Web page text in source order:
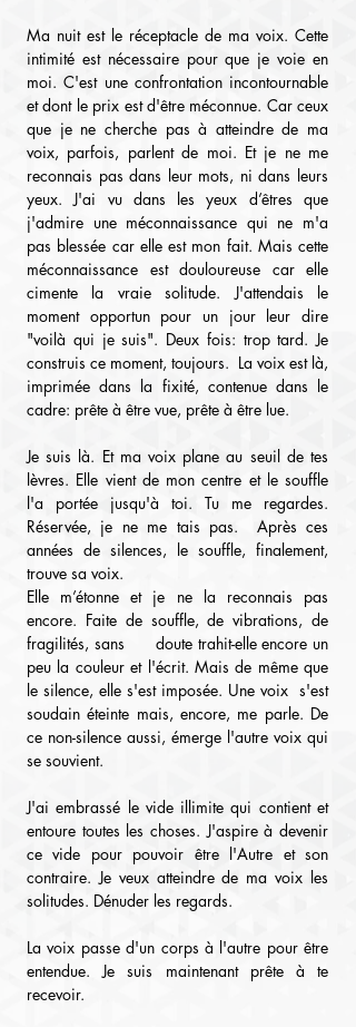
Ma nuit est le réceptacle de ma voix. Cette
intimité est nécessaire pour que je voie en
moi. C'est une confrontation incontournable
et dont le prix est d'être méconnue. Car ceux
que je ne cherche pas à atteindre de ma
voix, parfois, parlent de moi. Et je ne me
reconnais pas dans leur mots, ni dans leurs
yeux. J'ai vu dans les yeux d’êtres que
j'admire une méconnaissance qui ne m'a
pas blessée car elle est mon fait. Mais cette
méconnaissance est douloureuse car elle
cimente la vraie solitude. J'attendais le
moment opportun pour un jour leur dire
"voilà qui je suis". Deux fois: trop tard. Je
construis ce moment, toujours.  La voix est là,
imprimée dans la fixité, contenue dans le
cadre: prête à être vue, prête à être lue.
Je suis là. Et ma voix plane au seuil de tes
lèvres. Elle vient de mon centre et le souffle
l'a portée jusqu'à toi. Tu me regardes.
Réservée, je ne me tais pas.  Après ces
années de silences, le souffle, finalement,
trouve sa voix.
Elle m’étonne et je ne la reconnais pas
encore. Faite de souffle, de vibrations, de
fragilités, sans      doute trahit-elle encore un
peu la couleur et l'écrit. Mais de même que
le silence, elle s'est imposée. Une voix  s'est
soudain éteinte mais, encore, me parle. De
ce non-silence aussi, émerge l'autre voix qui
se souvient.
J'ai embrassé le vide illimite qui contient et
entoure toutes les choses. J'aspire à devenir
ce vide pour pouvoir être l'Autre et son
contraire. Je veux atteindre de ma voix les
solitudes. Dénuder les regards.
La voix passe d'un corps à l'autre pour être
entendue. Je suis maintenant prête à te
recevoir.